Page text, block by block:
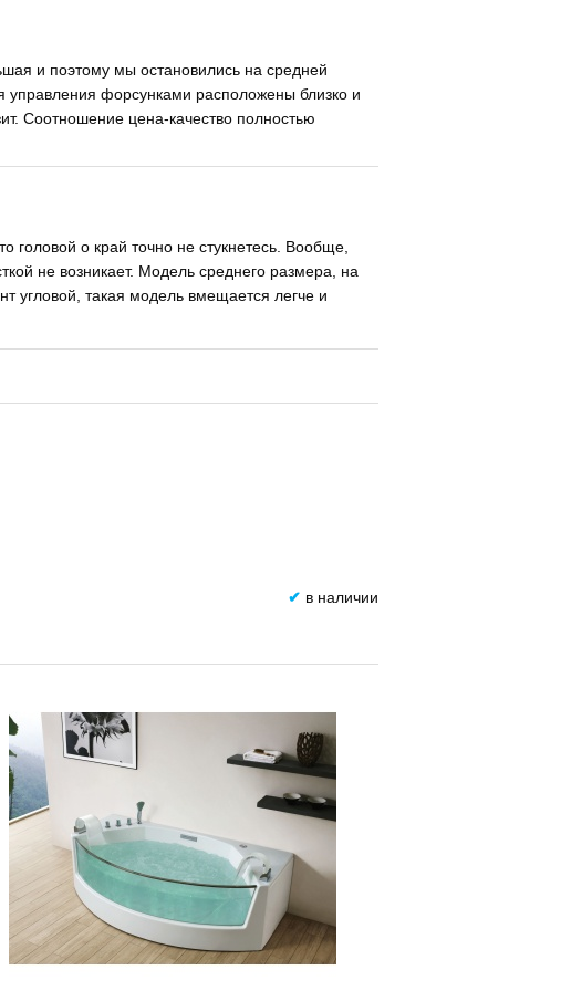
и поэтому мы остановились на средней
форсунками расположены близко и
Соотношение цена-качество полностью
головой о край точно не стукнетесь. Вообще,
не возникает. Модель среднего размера, на
угловой, такая модель вмещается легче и
✔ в наличии